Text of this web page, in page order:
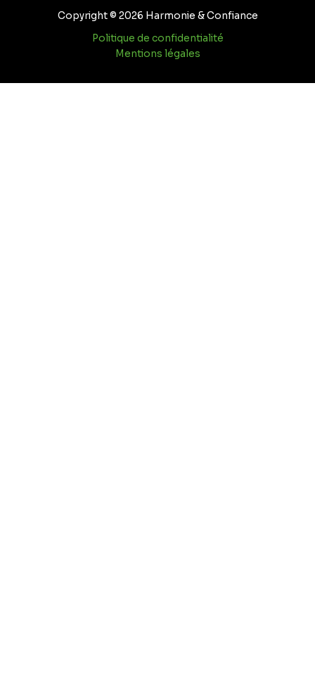
Copyright © 2026 Harmonie & Confiance
Politique de confidentialité
Mentions légales